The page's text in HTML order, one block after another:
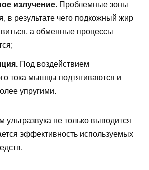
излучение. Проблемные зоны
в результате чего подкожный жир
а обменные процессы
Под воздействием
тока мышцы подтягиваются и
упругими.
ультразвука не только выводится
эффективность используемых